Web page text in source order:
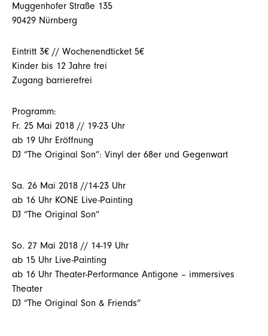
Muggenhofer Straße 135
90429 Nürnberg
Eintritt 3€ // Wochenendticket 5€
Kinder bis 12 Jahre frei
Zugang barrierefrei
Programm:
Fr. 25 Mai 2018 // 19-23 Uhr
ab 19 Uhr Eröffnung
DJ “The Original Son”: Vinyl der 68er und Gegenwart
Sa. 26 Mai 2018 //14-23 Uhr
ab 16 Uhr KONE Live-Painting
DJ “The Original Son”
So. 27 Mai 2018 // 14-19 Uhr
ab 15 Uhr Live-Painting
ab 16 Uhr Theater-Performance Antigone – immersives
Theater
DJ “The Original Son & Friends”